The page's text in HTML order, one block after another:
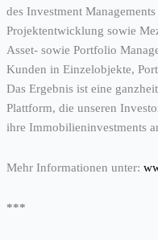
des Investment
Projektentwicklung sowie
Asset- sowie Portfolio
Kunden in Einzelobjekte,
Das Ergebnis ist eine
Plattform, die unseren
ihre Immobilieninvestments
Mehr Informationen unter:
***